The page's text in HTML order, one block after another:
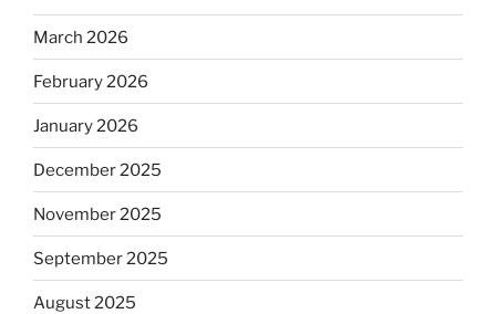
March 2026
February 2026
January 2026
December 2025
November 2025
September 2025
August 2025